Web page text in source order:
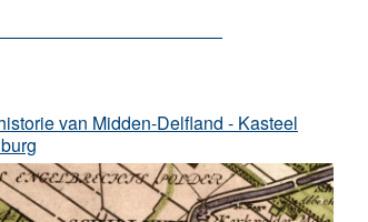
van Midden-Delfland - Kasteel